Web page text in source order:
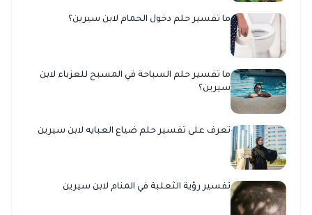
ما تفسير حلم دخول الحمام لابن سيرين؟
ما تفسير حلم السباحة في المسبح للعزباء لابن
سيرين؟
تعرف على تفسير حلم ضياع العبايه لابن سيرين
تفسير رؤية الثعلبة في المنام لابن سيرين